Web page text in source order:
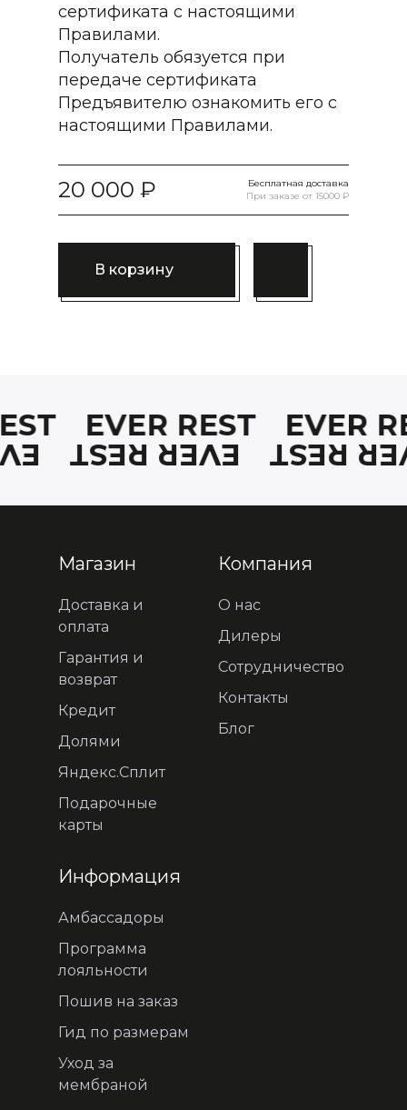
сертификата с настоящими
Правилами.
Получатель обязуется при
передаче сертификата
Предъявителю ознакомить его с
настоящими Правилами.
20 000
Бесплатная доставка
При заказе от 15000 ₽
В корзину
EVER REST
EVER
EVER REST EVER
Магазин
Доставка и
оплата
Гарантия и
возврат
Кредит
Долями
Яндекс.Сплит
Подарочные
карты
Компания
О нас
Дилеры
Сотрудничество
Контакты
Блог
Информация
Амбассадоры
Программа
лояльности
Пошив на заказ
Гид по размерам
Уход за
мембраной